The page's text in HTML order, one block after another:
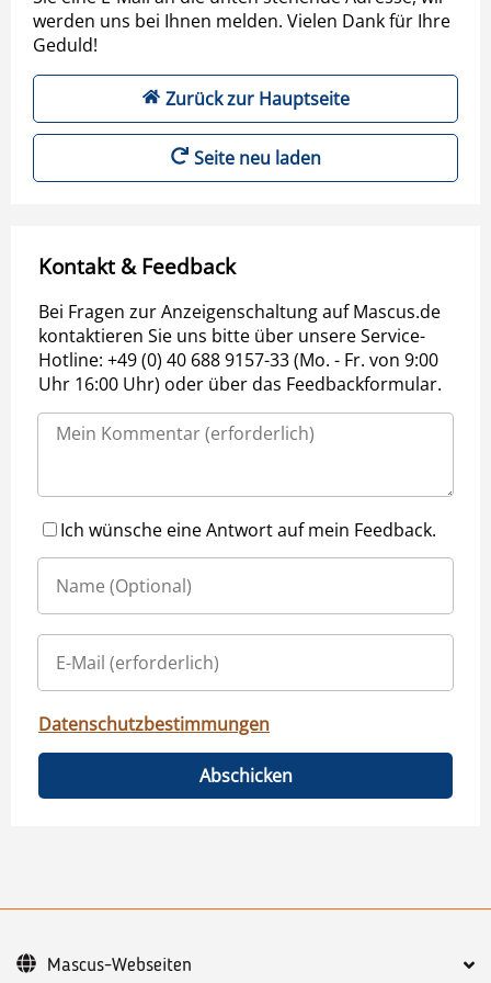
werden uns bei Ihnen melden. Vielen Dank für Ihre
Geduld!
Zurück zur Hauptseite
Seite neu laden
Kontakt & Feedback
Bei Fragen zur Anzeigenschaltung auf Mascus.de
kontaktieren Sie uns bitte über unsere Service-
Hotline: +49 (0) 40 688 9157-33 (Mo. - Fr. von 9:00
Uhr 16:00 Uhr) oder über das Feedbackformular.
Ich wünsche eine Antwort auf mein Feedback.
Datenschutzbestimmungen
Abschicken
Mascus-Webseiten